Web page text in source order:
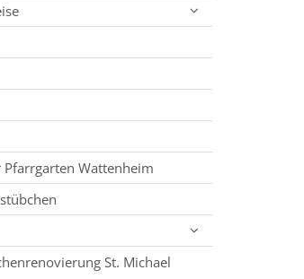
Wattenheim
St. Michael